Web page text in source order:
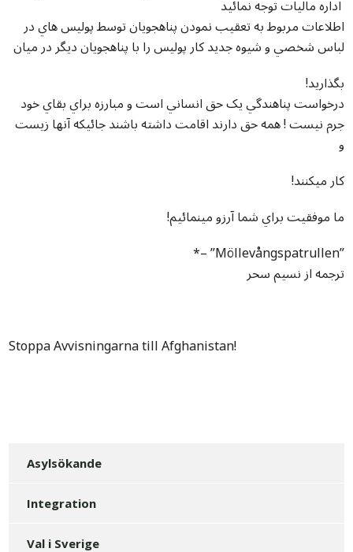
اطلاعات مربوط به تعقيب نمودن پناهجويان توسط پوليس هاي در
لباس شخصي و شيوه جديد کار پوليس را با پناهجويان ديگر در ميان
!بگذاريد
درخواست پناهندگي يک حق انساني است و مبارزه براي بقاي خود
جرم نيست ! همه حق دارند اقامت داشته باشند جائيکه آنها زيست
و
!کار ميکنند
!ما موفقيت براي شما آرزو مينمائيم
*– ”Möllevångspatrullen”
ترجمه از نسيم سحر
Stoppa Avvisningarna till Afghanistan!
Asylsökande
Integration
Val i Sverige